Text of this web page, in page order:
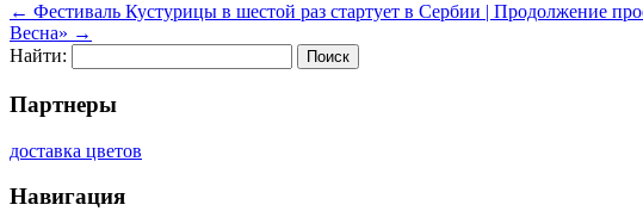
← Фестиваль Кустурицы в шестой раз стартует в Сербии | Продолжение
Весна» →
Найти:
Партнеры
доставка цветов
Навигация